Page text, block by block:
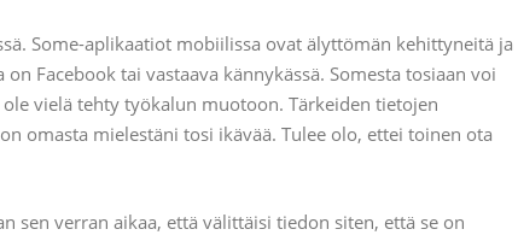
Some-aplikaatiot mobiilissa ovat älyttömän kehittyneitä ja
Facebook tai vastaava kännykässä. Somesta tosiaan voi
vielä tehty työkalun muotoon. Tärkeiden tietojen
omasta mielestäni tosi ikävää. Tulee olo, ettei toinen ota
sen verran aikaa, että välittäisi tiedon siten, että se on